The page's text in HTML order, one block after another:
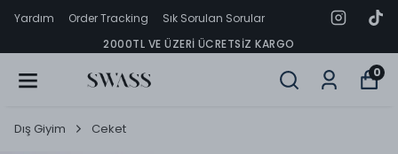
Yardım Order Tracking
Sık Sorulan Sorular
2000TL VE ÜZERI ÜCRETSIZ KARGO
0
Dış Giyim Ceket